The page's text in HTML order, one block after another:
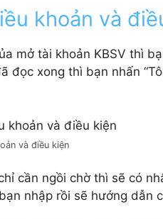
khoản và
mở tài khoản KBSV thì
đọc xong thì bạn nhấn
và điều kiện
cần ngồi chờ thì sẽ có
nhập rồi sẽ hướng dẫn